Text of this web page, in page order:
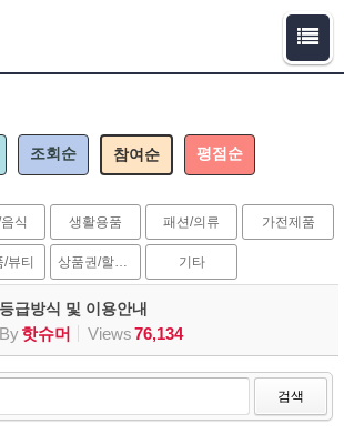
조회순 참여순 평점순
식 생활용품 패션/의류 가전제품
뷰티 상품권/할인권 기타
급방식 및 이용안내
By핫슈머 Views76,134
검색